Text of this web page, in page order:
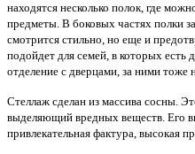
находятся несколько полок, где
предметы. В боковых частях полки
смотрится стильно, но еще и
подойдет для семей, в которых есть
отделение с дверцами, за ними тоже
Стеллаж сделан из массива сосны.
выделяющий вредных веществ. Его
привлекательная фактура, высокая